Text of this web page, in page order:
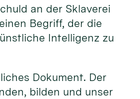
an der Sklaverei
Begriff, der die
Intelligenz zu
Dokument. Der
bilden und unser